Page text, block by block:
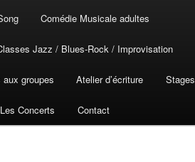
Comédie Musicale adultes
Jazz / Blues-Rock / Improvisation
groupes Atelier d’écriture Stages
Les Concerts Contact